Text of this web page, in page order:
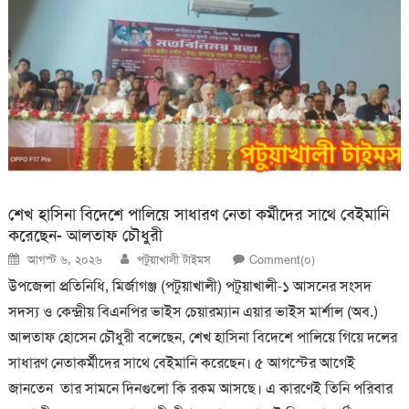
শেখ হাসিনা বিদেশে পালিয়ে সাধারণ নেতা কর্মীদের সাথে বেইমানি
করেছেন- আলতাফ চৌধুরী
Posted
on
আগস্ট ৬, ২০২৬ Author
পটুয়াখালী টাইমস Comment(০)
উপজেলা প্রতিনিধি, মির্জাগঞ্জ (পটুয়াখালী) পটুয়াখালী-১ আসনের সংসদ
সদস্য ও কেন্দ্রীয় বিএনপির ভাইস চেয়ারম্যান এয়ার ভাইস মার্শাল (অব.)
আলতাফ হোসেন চৌধুরী বলেছেন, শেখ হাসিনা বিদেশে পালিয়ে গিয়ে দলের
সাধারণ নেতাকর্মীদের সাথে বেইমানি করেছেন। ৫ আগস্টের আগেই
জানতেন তার সামনে দিনগুলো কি রকম আসছে। এ কারণেই তিনি পরিবার